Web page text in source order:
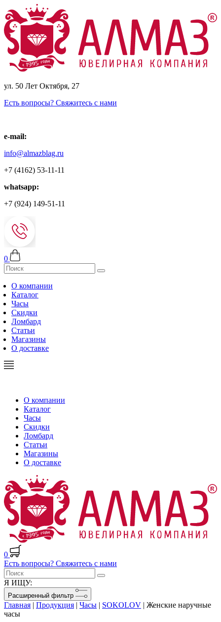
ул. 50 Лет Октября, 27
Есть вопросы? Свяжитесь с нами
e-mail:
info@almazblag.ru
+7 (4162) 53-11-11
whatsapp:
+7 (924) 149-51-11
0
О компании
Каталог
Часы
Скидки
Ломбард
Статьи
Магазины
О доставке
О компании
Каталог
Часы
Скидки
Ломбард
Статьи
Магазины
О доставке
0
Есть вопросы? Свяжитесь с нами
Я ИЩУ:
Расширенный фильтр
Главная | Продукция | Часы | SOKOLOV | Женские наручные
часы